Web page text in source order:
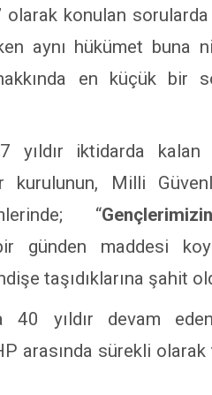
olarak konulan
aynı hükümet buna
en küçük bir
yıldır iktidarda kalan
kurulunun, Milli
“
günden maddesi
taşıdıklarına şahit
40 yıldır devam
arasında sürekli